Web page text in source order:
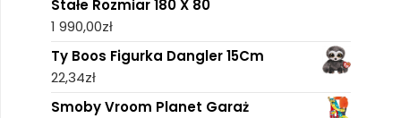
Stałe Rozmiar 180 X 80
1 990,00zł
Ty Boos Figurka Dangler 15Cm
22,34zł
Smoby Vroom Planet Garaż